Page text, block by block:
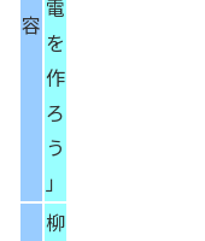
容
電
を
作
ろ
う
」
柳